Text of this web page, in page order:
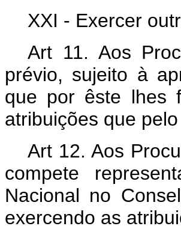
XXI - Exercer
Art 11. Aos
prévio, sujeito à
que por êste lhes
atribuições que
Art 12. Aos
compete
Nacional no
exercendo as